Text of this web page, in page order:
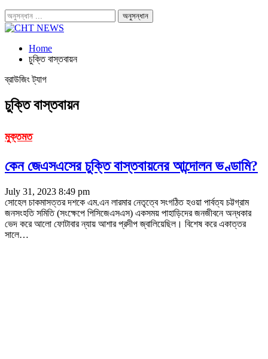
Home
চুক্তি বাস্তবায়ন
ব্রাউজিং ট্যাগ
চুক্তি বাস্তবায়ন
মুক্তমত
কেন জেএসএসের চুক্তি বাস্তবায়নের আন্দোলন ভণ্ডামি?
July 31, 2023 8:49 pm
সোহেল চাকমাসত্তর দশকে এম.এন লারমার নেতৃত্বে সংগঠিত হওয়া পার্বত্য চট্টগ্রাম
জনসংহতি সমিতি (সংক্ষেপে পিসিজেএসএস) একসময় পাহাড়িদের জনজীবনে অন্ধকার
ভেদ করে আলো ফোটাবার ন্যায় আশার প্রদীপ জ্বালিয়েছিল। বিশেষ করে একাত্তর
সালে…